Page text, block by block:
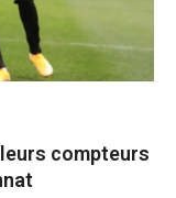
compteurs